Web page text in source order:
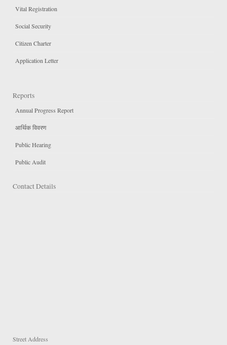
Vital Registration
Social Security
Citizen Charter
Application Letter
Reports
Annual Progress Report
आर्थिक विवरण
Public Hearing
Public Audit
Contact Details
Street Address